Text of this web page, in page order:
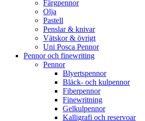
Färgpennor
Olja
Pastell
Penslar & knivar
Vätskor & övrigt
Uni Posca Pennor
Pennor och finewriting
Pennor
Blyertspennor
Bläck- och kulpennor
Fiberpennor
Finewritning
Gelkulpennor
Kalligrafi och reservoar